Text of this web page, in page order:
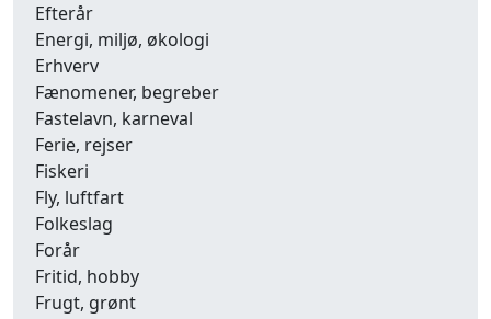
Efterår
Energi, miljø, økologi
Erhverv
Fænomener, begreber
Fastelavn, karneval
Ferie, rejser
Fiskeri
Fly, luftfart
Folkeslag
Forår
Fritid, hobby
Frugt, grønt